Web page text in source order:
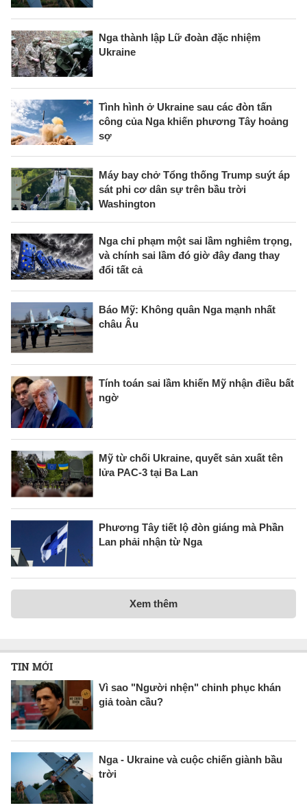
Nga thành lập Lữ đoàn đặc nhiệm
Ukraine
Tình hình ở Ukraine sau các đòn tấn
công của Nga khiến phương Tây hoảng
sợ
Máy bay chở Tổng thống Trump suýt áp
sát phi cơ dân sự trên bầu trời
Washington
Nga chỉ phạm một sai lầm nghiêm trọng,
và chính sai lầm đó giờ đây đang thay
đổi tất cả
Báo Mỹ: Không quân Nga mạnh nhất
châu Âu
Tính toán sai lầm khiến Mỹ nhận điều bất
ngờ
Mỹ từ chối Ukraine, quyết sản xuất tên
lửa PAC-3 tại Ba Lan
Phương Tây tiết lộ đòn giáng mà Phần
Lan phải nhận từ Nga
Xem thêm
TIN MỚI
Vì sao "Người nhện" chinh phục khán
giả toàn cầu?
Nga - Ukraine và cuộc chiến giành bầu
trời